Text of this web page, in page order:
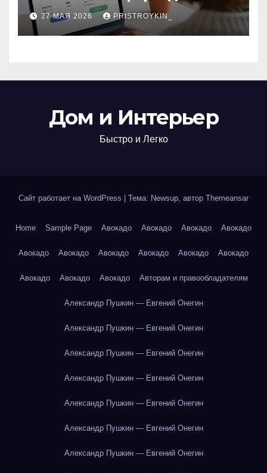
поиска авиабилетов и
железнодорожных
билетов
27 МАЯ 2026 PRISTROYKIN_
Дом и Интерьер
Быстро и Легко
Сайт работает на WordPress Тема: Newsup, автор Themeansar
Home Sample Page Авокадо Авокадо Авокадо Авокадо
Авокадо Авокадо Авокадо Авокадо Авокадо Авокадо
Авокадо Авокадо Авокадо Авторам и правообладателям
Александр Пушкин — Евгений Онегин
Александр Пушкин — Евгений Онегин
Александр Пушкин — Евгений Онегин
Александр Пушкин — Евгений Онегин
Александр Пушкин — Евгений Онегин
Александр Пушкин — Евгений Онегин
Александр Пушкин — Евгений Онегин